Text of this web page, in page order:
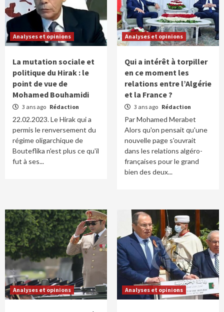
Analyses et opinions
La mutation sociale et
politique du Hirak : le
point de vue de
Mohamed Bouhamidi
3 ans ago Rédaction
22.02.2023. Le Hirak qui a
permis le renversement du
régime oligarchique de
Bouteflika n'est plus ce qu'il
fut à ses...
Analyses et opinions
Qui a intérêt à torpiller
en ce moment les
relations entre l’Algérie
et la France ?
3 ans ago Rédaction
Par Mohamed Merabet
Alors qu'on pensait qu'une
nouvelle page s'ouvrait
dans les relations algéro-
françaises pour le grand
bien des deux...
Analyses et opinions Analyses et opinions